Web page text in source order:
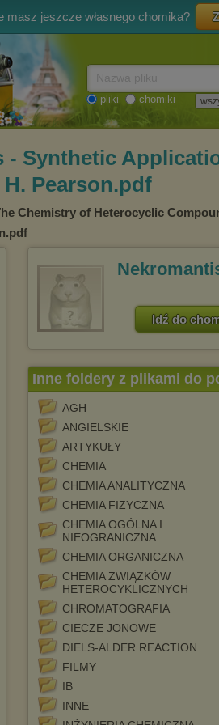
masz jeszcze własnego chomika?
pliki chomiki
- Synthetic
Pearson.pdf
Chemistry of Heterocyclic
Idź do
Inne foldery z plikami do
AGH
ANGIELSKIE
ARTYKUŁY
CHEMIA
CHEMIA ANALITYCZNA
CHEMIA FIZYCZNA
CHEMIA OGÓLNA I
NIEOGRANICZNA
CHEMIA ORGANICZNA
CHEMIA ZWIĄZKÓW
HETEROCYKLICZNYCH
CHROMATOGRAFIA
CIECZE JONOWE
DIELS-ALDER REACTION
FILMY
IB
INNE